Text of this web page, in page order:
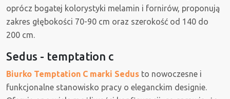
oprócz bogatej kolorystyki melamin i fornirów, proponują
zakres głębokości 70-90 cm oraz szerokość od 140 do
200 cm.
Sedus - temptation c
Biurko Temptation C marki Sedus to nowoczesne i
funkcjonalne stanowisko pracy o eleganckim designie.